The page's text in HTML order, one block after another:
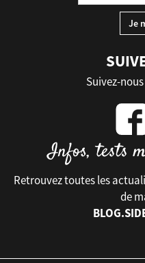
Suivez-
Retrouvez toutes les
de